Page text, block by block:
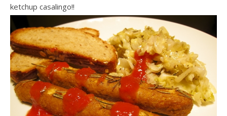
ketchup casalingo!!